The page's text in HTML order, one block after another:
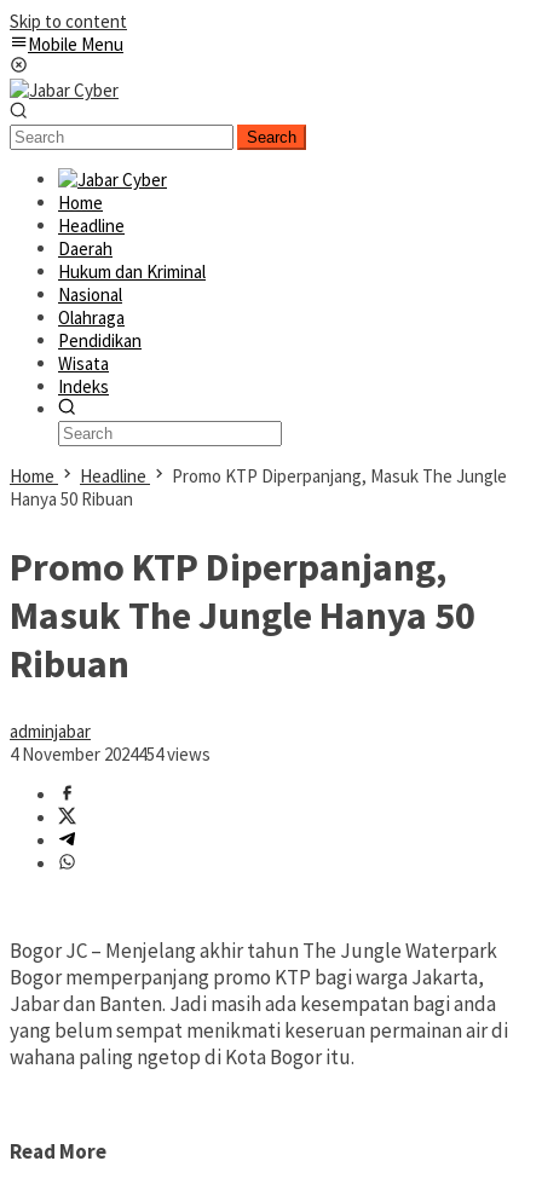
Skip to content
Mobile Menu
Search
Home
Headline
Daerah
Hukum dan Kriminal
Nasional
Olahraga
Pendidikan
Wisata
Indeks
Home Headline
Promo KTP Diperpanjang, Masuk The Jungle
Hanya 50 Ribuan
Promo KTP Diperpanjang,
Masuk The Jungle Hanya 50
Ribuan
adminjabar
4 November 2024454 views
Bogor JC – Menjelang akhir tahun The Jungle Waterpark
Bogor memperpanjang promo KTP bagi warga Jakarta,
Jabar dan Banten. Jadi masih ada kesempatan bagi anda
yang belum sempat menikmati keseruan permainan air di
wahana paling ngetop di Kota Bogor itu.
Read More